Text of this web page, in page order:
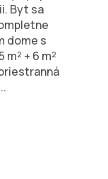
Byt sa
dome s
+ 6 m²